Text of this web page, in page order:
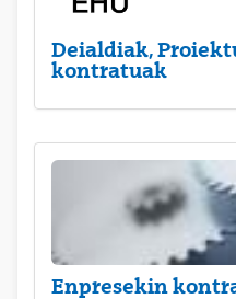
Deialdiak,
kontratuak
Enpresekin